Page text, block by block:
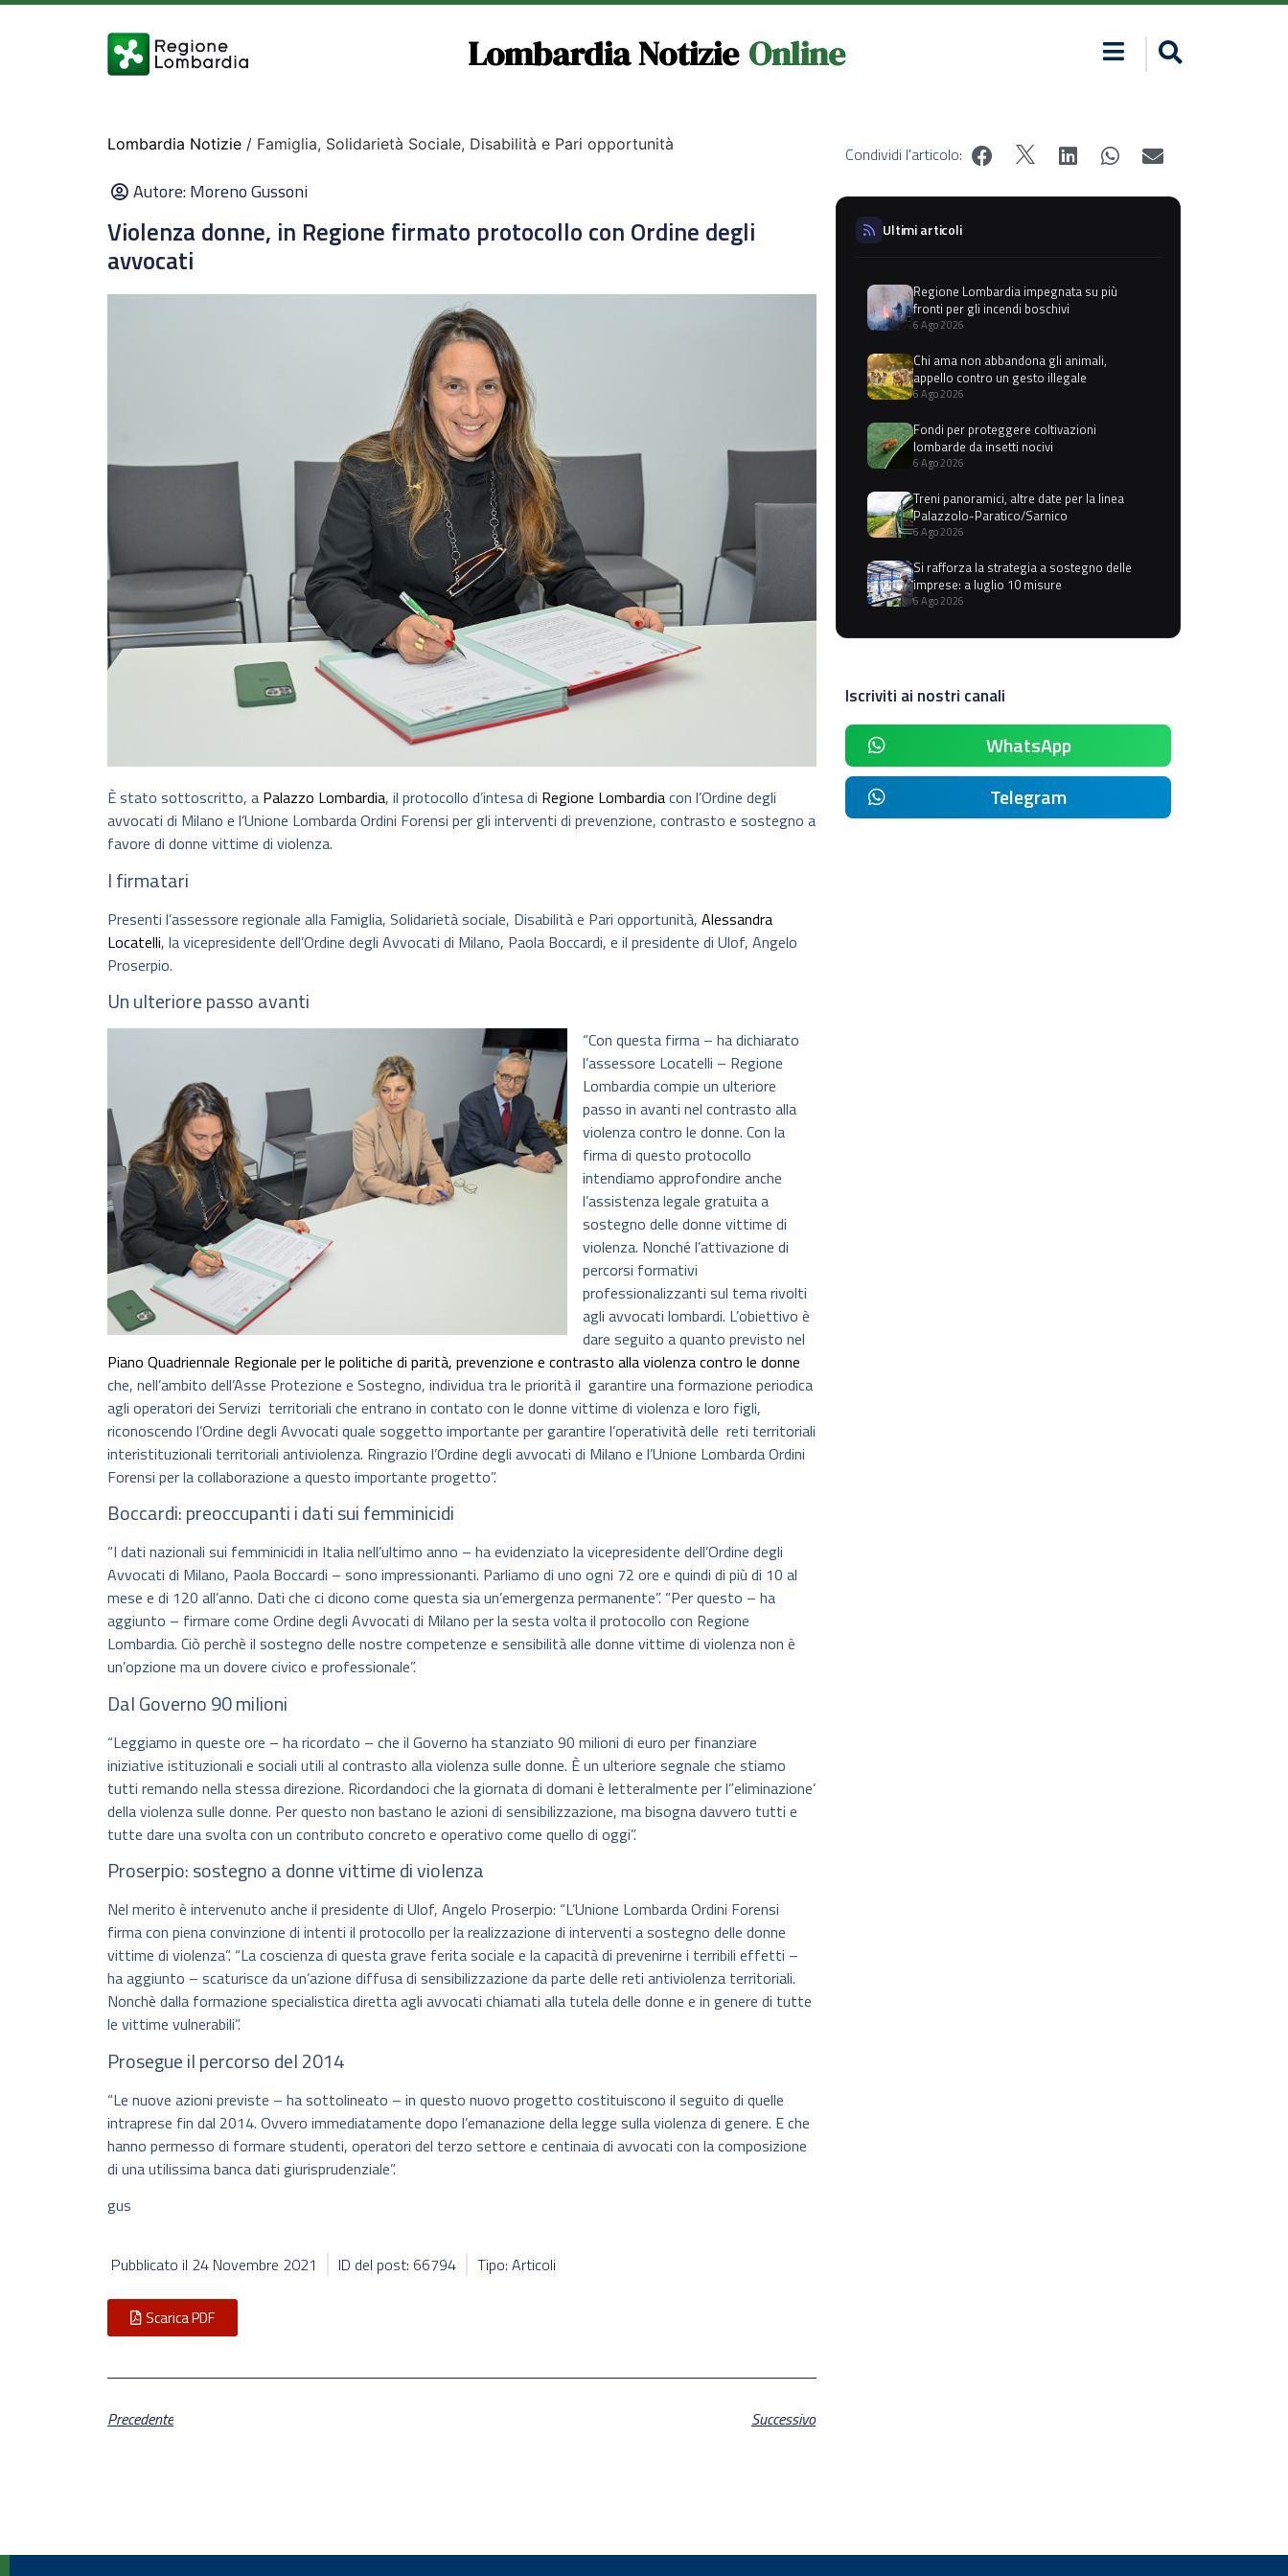
Lombardia Notizie Online
Lombardia Notizie / Famiglia, Solidarietà Sociale, Disabilità e Pari opportunità
Autore:Moreno Gussoni
Violenza donne, in Regione firmato protocollo con Ordine degli
avvocati
È stato sottoscritto, a Palazzo Lombardia, il protocollo d’intesa di Regione Lombardiacon l’Ordine degli
avvocati di Milano e l’Unione Lombarda Ordini Forensi per gli interventi di prevenzione, contrasto e sostegno a
favore di donne vittime di violenza.
I firmatari
Presenti l’assessore regionale alla Famiglia, Solidarietà sociale, Disabilità e Pari opportunità, Alessandra
Locatelli, la vicepresidente dell’Ordine degli Avvocati di Milano, Paola Boccardi, e il presidente di Ulof, Angelo
Proserpio.
Un ulteriore passo avanti
“Con questa firma – ha dichiarato
l’assessore Locatelli – Regione
Lombardia compie un ulteriore
passo in avanti nel contrasto alla
violenza contro le donne. Con la
firma di questo protocollo
intendiamo approfondire anche
l’assistenza legale gratuita a
sostegno delle donne vittime di
violenza. Nonché l’attivazione di
percorsi formativi
professionalizzanti sul tema rivolti
agli avvocati lombardi. L’obiettivo è
dare seguito a quanto previsto nel
Piano Quadriennale Regionale per le politiche di parità, prevenzione e contrasto alla violenza contro le donne
che, nell’ambito dell’Asse Protezione e Sostegno, individua tra le priorità il garantire una formazione periodica
agli operatori dei Servizi territoriali che entrano in contato con le donne vittime di violenza e loro figli,
riconoscendo l’Ordine degli Avvocati quale soggetto importante per garantire l’operatività delle reti territoriali
interistituzionali territoriali antiviolenza. Ringrazio l’Ordine degli avvocati di Milano e l’Unione Lombarda Ordini
Forensi per la collaborazione a questo importante progetto”.
Boccardi: preoccupanti i dati sui femminicidi
“I dati nazionali sui femminicidi in Italia nell’ultimo anno – ha evidenziato la vicepresidente dell’Ordine degli
Avvocati di Milano, Paola Boccardi – sono impressionanti. Parliamo di uno ogni 72 ore e quindi di più di 10 al
mese e di 120 all’anno. Dati che ci dicono come questa sia un’emergenza permanente”. “Per questo – ha
aggiunto – firmare come Ordine degli Avvocati di Milano per la sesta volta il protocollo con Regione
Lombardia. Ciò perchè il sostegno delle nostre competenze e sensibilità alle donne vittime di violenza non è
un’opzione ma un dovere civico e professionale”.
Dal Governo 90 milioni
“Leggiamo in queste ore – ha ricordato – che il Governo ha stanziato 90 milioni di euro per finanziare
iniziative istituzionali e sociali utili al contrasto alla violenza sulle donne. È un ulteriore segnale che stiamo
tutti remando nella stessa direzione. Ricordandoci che la giornata di domani è letteralmente per l”eliminazione’
della violenza sulle donne. Per questo non bastano le azioni di sensibilizzazione, ma bisogna davvero tutti e
tutte dare una svolta con un contributo concreto e operativo come quello di oggi”.
Proserpio: sostegno a donne vittime di violenza
Nel merito è intervenuto anche il presidente di Ulof, Angelo Proserpio: “L’Unione Lombarda Ordini Forensi
firma con piena convinzione di intenti il protocollo per la realizzazione di interventi a sostegno delle donne
vittime di violenza”. “La coscienza di questa grave ferita sociale e la capacità di prevenirne i terribili effetti –
ha aggiunto – scaturisce da un’azione diffusa di sensibilizzazione da parte delle reti antiviolenza territoriali.
Nonchè dalla formazione specialistica diretta agli avvocati chiamati alla tutela delle donne e in genere di tutte
le vittime vulnerabili”.
Prosegue il percorso del 2014
“Le nuove azioni previste – ha sottolineato – in questo nuovo progetto costituiscono il seguito di quelle
intraprese fin dal 2014. Ovvero immediatamente dopo l’emanazione della legge sulla violenza di genere. E che
hanno permesso di formare studenti, operatori del terzo settore e centinaia di avvocati con la composizione
di una utilissima banca dati giurisprudenziale”.
gus
Pubblicato il 24 Novembre 2021 ID del post: 66794 Tipo: Articoli
Scarica PDF
Precedente Successivo
Condividi l'articolo:
Ultimi articoli
Regione Lombardia impegnata su più
fronti per gli incendi boschivi
6 Ago 2026
Chi ama non abbandona gli animali,
appello contro un gesto illegale
6 Ago 2026
Fondi per proteggere coltivazioni
lombarde da insetti nocivi
6 Ago 2026
Treni panoramici, altre date per la linea
Palazzolo-Paratico/Sarnico
6 Ago 2026
Si rafforza la strategia a sostegno delle
imprese: a luglio 10 misure
6 Ago 2026
Iscriviti ai nostri canali
WhatsApp
Telegram